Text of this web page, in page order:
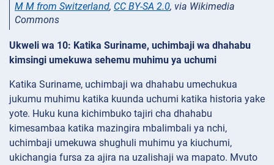
M M from Switzerland, CC BY-SA 2.0, via Wikimedia
Commons
Ukweli wa 10: Katika Suriname, uchimbaji wa dhahabu
kimsingi umekuwa sehemu muhimu ya uchumi
Katika Suriname, uchimbaji wa dhahabu umechukua
jukumu muhimu katika kuunda uchumi katika historia yake
yote. Huku kuna kichimbuko tajiri cha dhahabu
kimesambaa katika mazingira mbalimbali ya nchi,
uchimbaji umekuwa shughuli muhimu ya kiuchumi,
ukichangia fursa za ajira na uzalishaji wa mapato. Mvuto